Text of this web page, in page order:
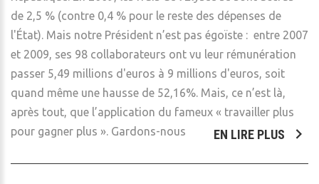
de 2,5 % (contre 0,4 % pour le reste des dépenses de
l'État). Mais notre Président n’est pas égoïste : entre 2007
et 2009, ses 98 collaborateurs ont vu leur rémunération
passer 5,49 millions d'euros à 9 millions d'euros, soit
quand même une hausse de 52,16%. Mais, ce n’est là,
après tout, que l’application du fameux « travailler plus
pour gagner plus ». Gardons-nous
EN LIRE PLUS